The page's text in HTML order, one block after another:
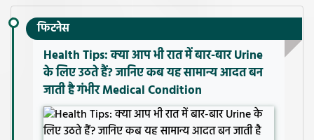
फिटनेस
Health Tips: क्या आप भी रात में बार-बार Urine
के लिए उठते हैं? जानिए कब यह सामान्य आदत बन
जाती है गंभीर Medical Condition